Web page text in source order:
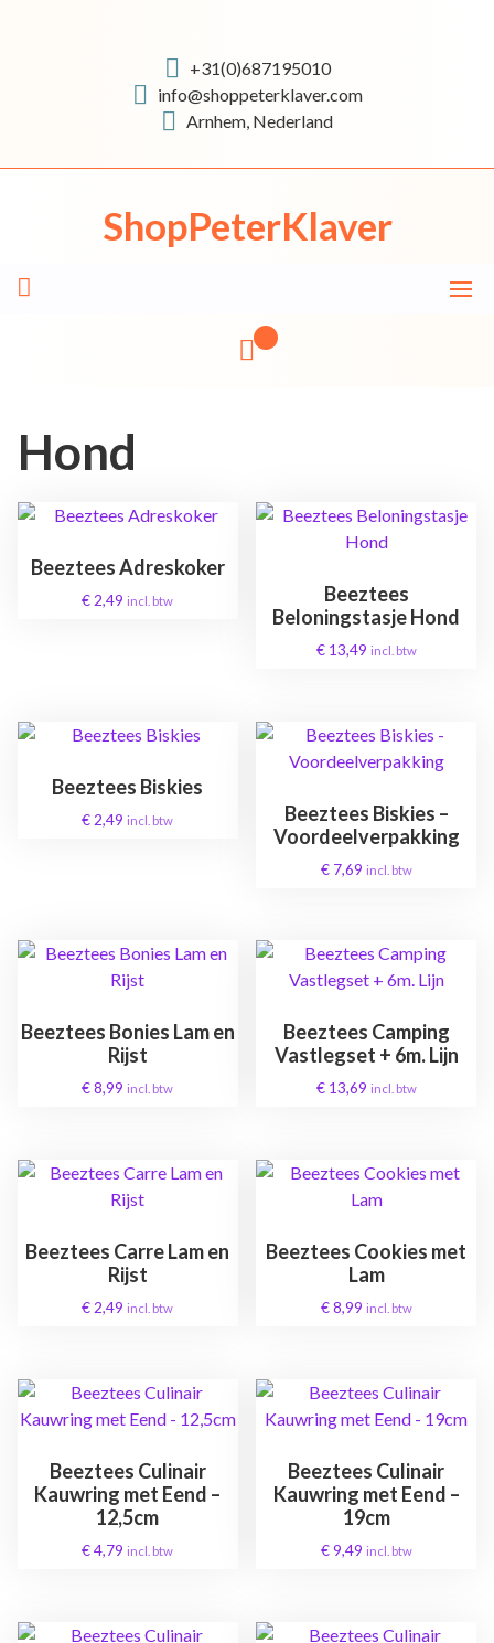
+31(0)687195010
info@shoppeterklaver.com
Arnhem, Nederland
ShopPeterKlaver
Hond
Beeztees Adreskoker
€ 2,49 incl. btw
Beeztees
Beloningstasje Hond
€13,49 incl. btw
Beeztees Biskies
€ 2,49 incl. btw
Beeztees Biskies –
Voordeelverpakking
€7,69 incl. btw
Beeztees Bonies Lam en
Rijst
€8,99 incl. btw
Beeztees Camping
Vastlegset + 6m. Lijn
€13,69 incl. btw
Beeztees Carre Lam en
Rijst
€ 2,49 incl. btw
Beeztees Cookies met
Lam
€8,99 incl. btw
Beeztees Culinair
Kauwring met Eend –
12,5cm
€4,79 incl. btw
Beeztees Culinair
Kauwring met Eend –
19cm
€9,49 incl. btw